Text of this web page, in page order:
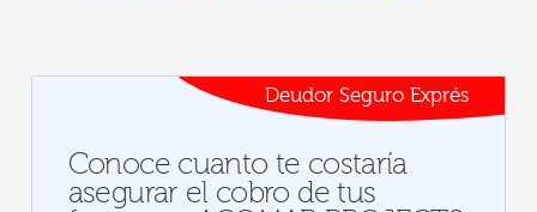
Deudor Seguro Exprés
Conoce cuanto te costaría
asegurar el cobro de tus